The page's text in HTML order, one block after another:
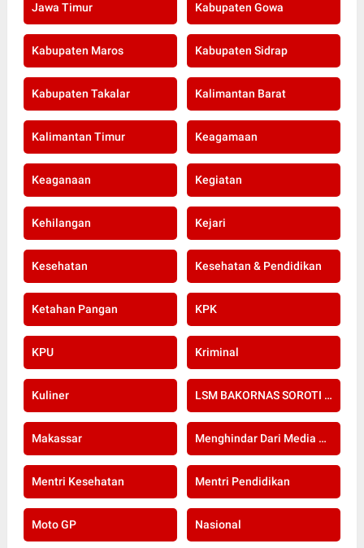
Jawa Timur Kabupaten Gowa
Kabupaten Maros Kabupaten Sidrap
Kabupaten Takalar Kalimantan Barat
Kalimantan Timur Keagamaan
Keaganaan Kegiatan
Kehilangan Kejari
Kesehatan Kesehatan & Pendidikan
Ketahan Pangan KPK
KPU Kriminal
Kuliner LSM BAKORNAS SOROTI RE-SERTIFIKASI KOMPETENSI APOTEKER YANG DI SELENGGARAKAN OLEH KOLEGIUM FARMASI
Makassar Menghindar Dari Media Setelah Terbongkar Kasus Dugaan Gratifikasi Komisioner KPU Kota Bogor
Mentri Kesehatan Mentri Pendidikan
Moto GP Nasional